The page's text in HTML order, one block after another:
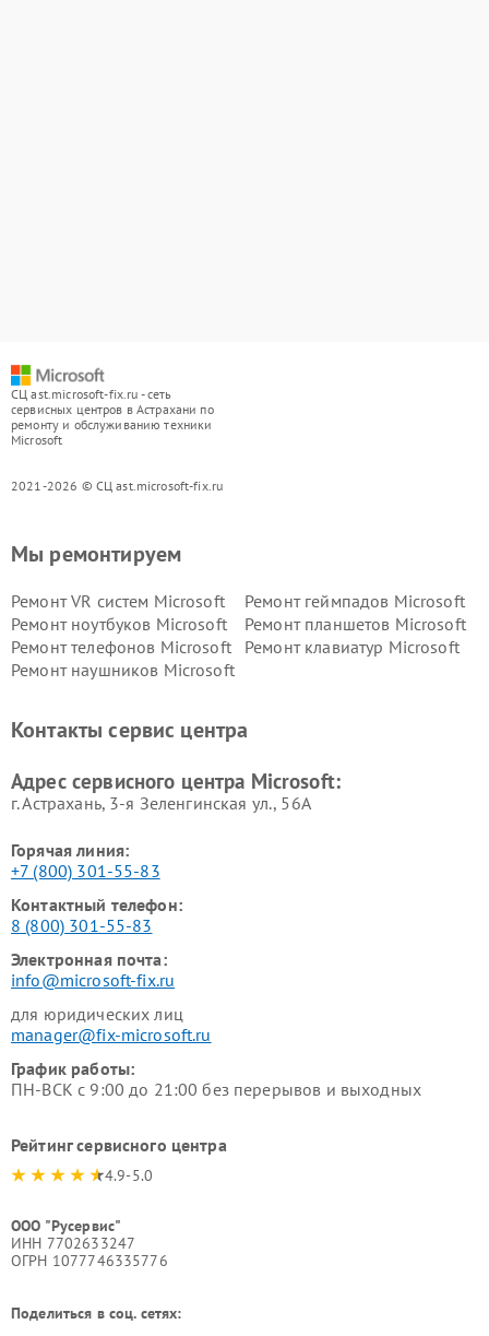
СЦ ast.microsoft-fix.ru - сеть
сервисных центров в Астрахани по
ремонту и обслуживанию техники
Microsoft
2021-2026 © СЦ ast.microsoft-fix.ru
Мы ремонтируем
Ремонт VR систем Microsoft
Ремонт геймпадов Microsoft
Ремонт ноутбуков Microsoft
Ремонт планшетов Microsoft
Ремонт телефонов Microsoft
Ремонт клавиатур Microsoft
Ремонт наушников Microsoft
Контакты сервис центра
Адрес сервисного центра Microsoft:
г. Астрахань, 3-я Зеленгинская ул., 56А
Горячая линия:
+7 (800) 301-55-83
Контактный телефон:
8 (800) 301-55-83
Электронная почта:
info@microsoft-fix.ru
для юридических лиц
manager@fix-microsoft.ru
График работы:
ПН-ВСК с 9:00 до 21:00 без перерывов и выходных
Рейтинг сервисного центра
4.9-5.0
ООО "Русервис"
ИНН 7702633247
ОГРН 1077746335776
Поделиться в соц. сетях: